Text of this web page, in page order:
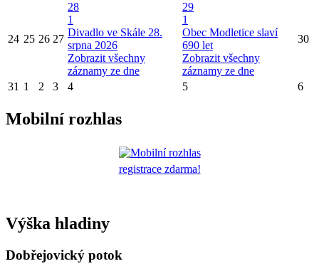
24 25 26 27
28
1
Divadlo ve Skále 28.
srpna 2026
Zobrazit všechny
záznamy ze dne
29
1
Obec Modletice slaví
690 let
Zobrazit všechny
záznamy ze dne
30
31 1 2 3 4 5 6
Mobilní rozhlas
registrace zdarma!
Výška hladiny
Dobřejovický potok